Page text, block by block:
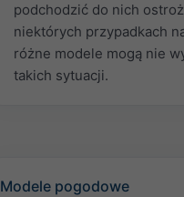
podchodzić do nich
niektórych przypadkach
różne modele mogą nie
takich sytuacji.
Modele pogodowe